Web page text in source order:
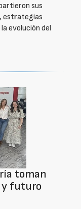
sus
estrategias
evolución del
toman
y futuro